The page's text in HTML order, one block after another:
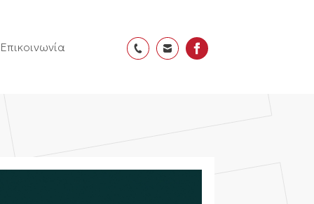
Επικοινωνία